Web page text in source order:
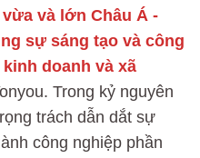
và lớn Châu Á -
sự sáng tạo và công
doanh và xã
Trong kỷ nguyên
trách dẫn dắt sự
công nghiệp phần